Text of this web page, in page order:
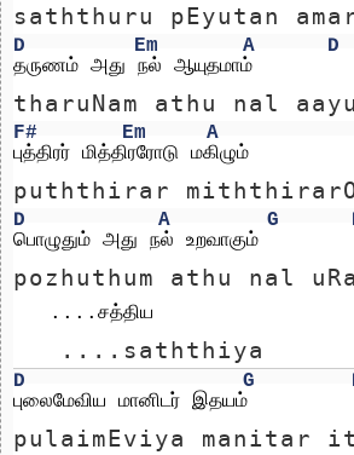
saththuru pEyutan
D Em A
D
தருணம் அது நல் ஆயுதமாம்
tharuNam athu nal
F# Em
A
புத்திரர் மித்திரரோடு மகிழும்
puththirar
D A G
பொழுதும் அது நல் உறவாகும்
pozhuthum athu nal
   ....சத்திய
   ....saththiya
D G
புலைமேவிய மானிடர் இதயம்
pulaimEviya manitar